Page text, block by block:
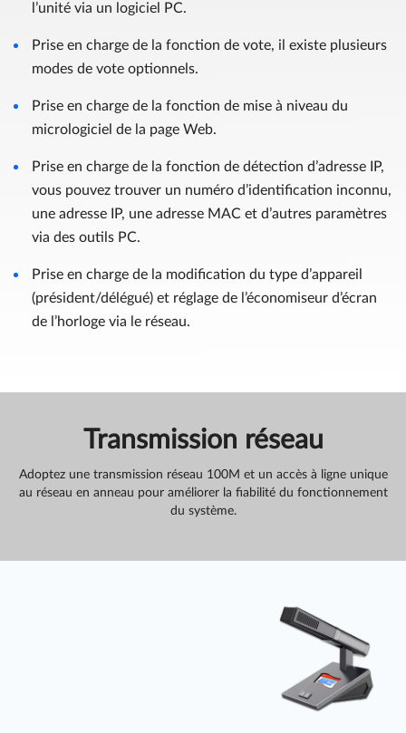
l’unité via un logiciel PC.
Prise en charge de la fonction de vote, il existe plusieurs
modes de vote optionnels.
Prise en charge de la fonction de mise à niveau du
micrologiciel de la page Web.
Prise en charge de la fonction de détection d’adresse IP,
vous pouvez trouver un numéro d’identification inconnu,
une adresse IP, une adresse MAC et d’autres paramètres
via des outils PC.
Prise en charge de la modification du type d’appareil
(président/délégué) et réglage de l’économiseur d’écran
de l’horloge via le réseau.
Transmission réseau
Adoptez une transmission réseau 100M et un accès à ligne unique
au réseau en anneau pour améliorer la fiabilité du fonctionnement
du système.